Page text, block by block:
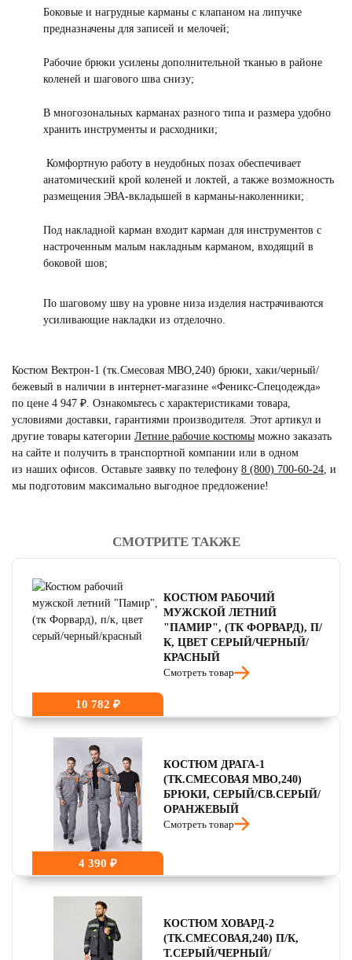
Боковые и нагрудные карманы с клапаном на липучке
предназначены для записей и мелочей;
Рабочие брюки усилены дополнительной тканью в районе
коленей и шагового шва снизу;
В многозональных карманах разного типа и размера удобно
хранить инструменты и расходники;
Комфортную работу в неудобных позах обеспечивает
анатомический крой коленей и локтей, а также возможность
размещения ЭВА-вкладышей в карманы-наколенники;
Под накладной карман входит карман для инструментов с
настроченным малым накладным карманом, входящий в
боковой шов;
По шаговому шву на уровне низа изделия настрачиваются
усиливающие накладки из отделочно.
Костюм Вектрон-1 (тк.Смесовая МВО,240) брюки, хаки/черный/
бежевый в наличии в интернет-магазине «Феникс-Спецодежда»
по цене 4 947 ₽. Ознакомьтесь с характеристиками товара,
условиями доставки, гарантиями производителя. Этот артикул и
другие товары категории Летние рабочие костюмы можно заказать
на сайте и получить в транспортной компании или в одном
из наших офисов. Оставьте заявку по телефону 8 (800) 700-60-24 и
мы подготовим максимально выгодное предложение!
4.5 читать отзывы
СМОТРИТЕ ТАКЖЕ
10 782 ₽
КОСТЮМ РАБОЧИЙ
МУЖСКОЙ ЛЕТНИЙ
"ПАМИР", (ТК ФОРВАРД), П/
К, ЦВЕТ СЕРЫЙ/ЧЕРНЫЙ/
КРАСНЫЙ
Смотреть товар
4 390 ₽
КОСТЮМ ДРАГА-1
(ТК.СМЕСОВАЯ МВО,240)
БРЮКИ, СЕРЫЙ/СВ.СЕРЫЙ/
ОРАНЖЕВЫЙ
Смотреть товар
КОСТЮМ ХОВАРД-2
(ТК.СМЕСОВАЯ,240) П/К,
Т.СЕРЫЙ/ЧЕРНЫЙ/